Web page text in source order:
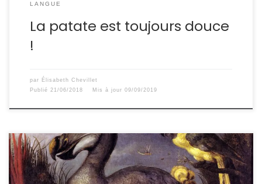
LANGUE
La patate est toujours douce
!
par Élisabeth Chevillet
Publié 21/06/2018 Mis à jour 09/09/2019
Ou premier regard de Zoreil sur le créole réunionnais LA